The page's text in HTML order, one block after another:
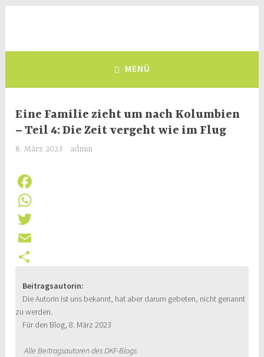
MENÜ
Eine Familie zieht um nach Kolumbien
– Teil 4: Die Zeit vergeht wie im Flug
8. März 2023 admin
F
a
c
e
o
W
h
a
A
T
w
t
E
ii
Beitragsautorin:
Die Autorin ist uns bekannt, hat aber darum gebeten, nicht genannt
zu werden.
Für den Blog, 8. März 2023
Alle Beitragsautoren des DKF-Blogs